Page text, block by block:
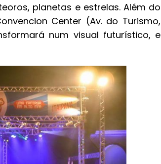
planetas e estrelas. Além do
Center (Av. do Turismo,
num visual futurístico, e